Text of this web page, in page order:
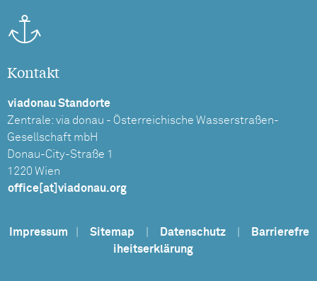
Kontakt
viadonau Standorte
Zentrale: via donau - Österreichische Wasserstraßen-
Gesellschaft mbH
Donau-City-Straße 1
1220 Wien
office[at]viadonau.org
Impressum Sitemap Datenschutz
Barrierefre
iheitserklärung